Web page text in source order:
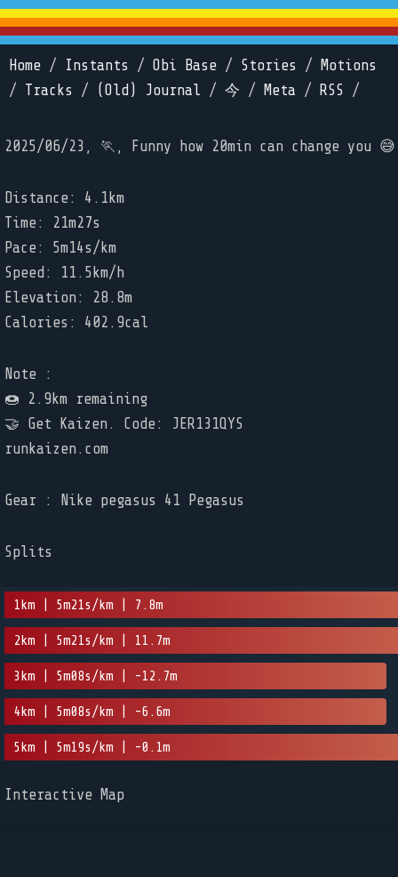
Home / Instants / Obi Base / Stories /
Motions
/ Tracks / (Old) Journal / 今 / Meta / RSS /
2025/06/23, 🏃, Funny how 20min can change you 😅
Distance: 4.1km
Time: 21m27s
Pace: 5m14s/km
Speed: 11.5km/h
Elevation: 28.8m
Calories: 402.9cal
Note :
🍩 2.9km remaining
🤝 Get Kaizen. Code: JER131QYS
runkaizen.com
Gear : Nike pegasus 41 Pegasus
Splits
1km | 5m21s/km | 7.8m
2km | 5m21s/km | 11.7m
3km | 5m08s/km | -12.7m
4km | 5m08s/km | -6.6m
5km | 5m19s/km | -0.1m
Interactive Map